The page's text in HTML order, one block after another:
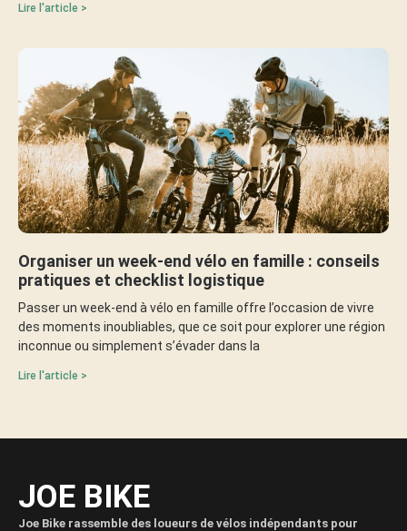
Lire l'article >
Organiser un week-end vélo en famille : conseils
pratiques et checklist logistique
Passer un week-end à vélo en famille offre l’occasion de vivre
des moments inoubliables, que ce soit pour explorer une région
inconnue ou simplement s’évader dans la
Lire l'article >
JOE BIKE
Joe Bike rassemble des loueurs de vélos indépendants pour